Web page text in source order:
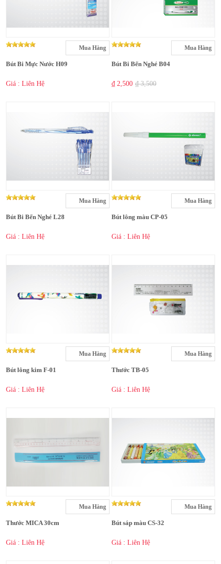
Mua Hàng
Bút Bi Mực Nước H09
Giá : Liên Hệ
Mua Hàng
Bút Bi Bến Nghé B04
₫ 2,500 ₫ 3,500
Mua Hàng
Bút Bi Bến Nghé L28
Giá : Liên Hệ
Mua Hàng
Bút lông màu CP-05
Giá : Liên Hệ
Mua Hàng
Bút lông kim F-01
Giá : Liên Hệ
Mua Hàng
Thước TB-05
Giá : Liên Hệ
Mua Hàng
Thước MICA 30cm
Giá : Liên Hệ
Mua Hàng
Bút sáp màu CS-32
Giá : Liên Hệ